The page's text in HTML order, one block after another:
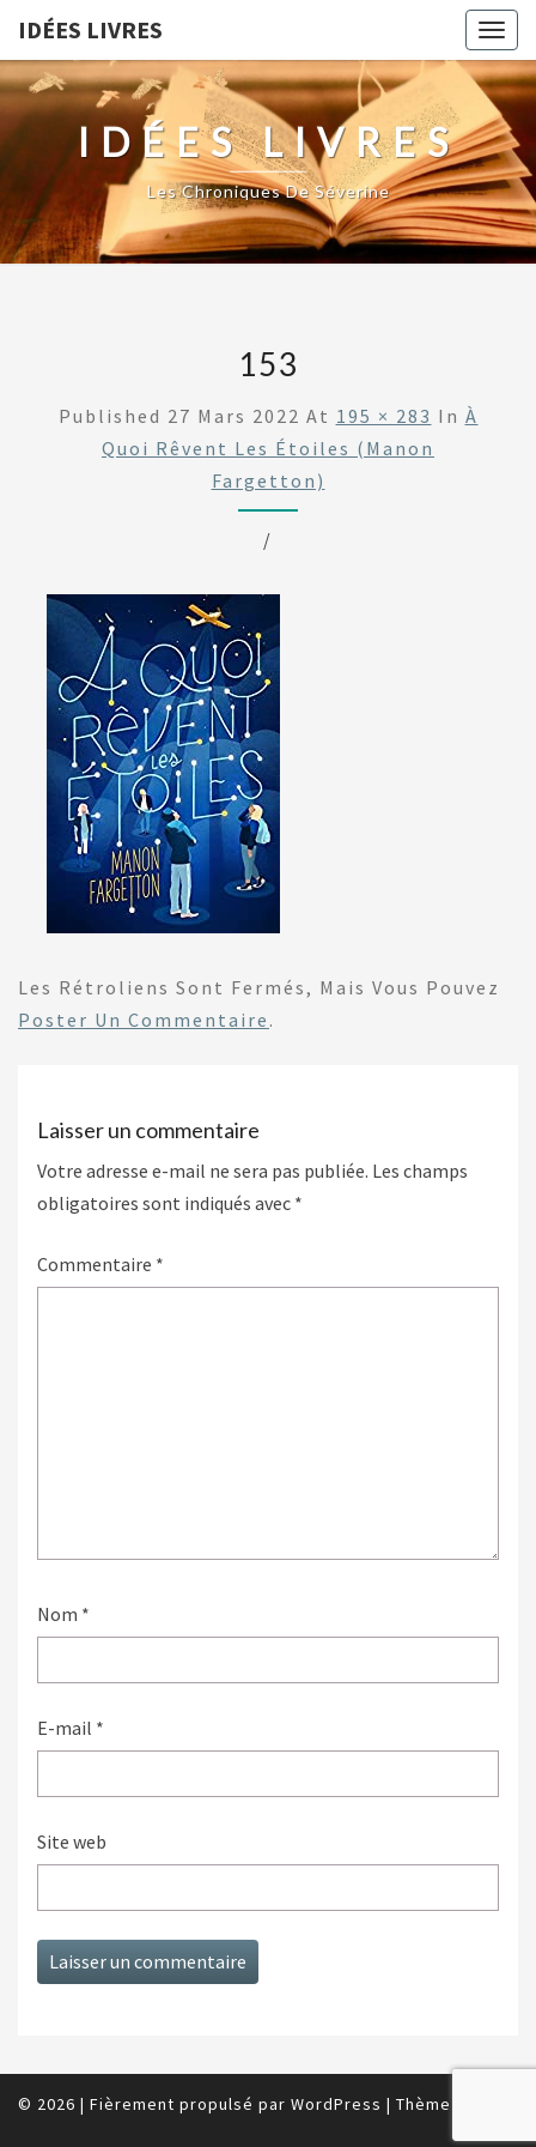
IDÉES LIVRES
IDÉES LIVRES
Les Chroniques De Séverine
153
Published 27 Mars 2022 At 195 × 283 In À
Quoi Rêvent Les Étoiles (Manon
Fargetton)
/
Les Rétroliens Sont Fermés, Mais Vous Pouvez
Poster Un Commentaire .
Laisser un commentaire
Votre adresse e-mail ne sera pas publiée. Les champs
obligatoires sont indiqués avec *
Commentaire *
Nom *
E-mail *
Site web
© 2026 | Fièrement propulsé par WordPress | Thème :